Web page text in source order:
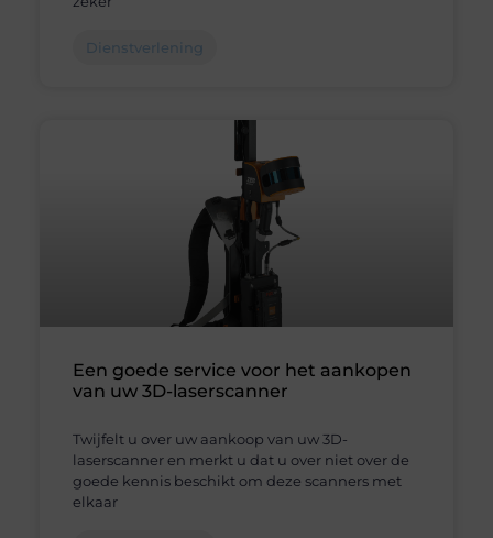
Dienstverlening
Een goede service voor het aankopen
van uw 3D-laserscanner
Twijfelt u over uw aankoop van uw 3D-
laserscanner en merkt u dat u over niet over de
goede kennis beschikt om deze scanners met
elkaar